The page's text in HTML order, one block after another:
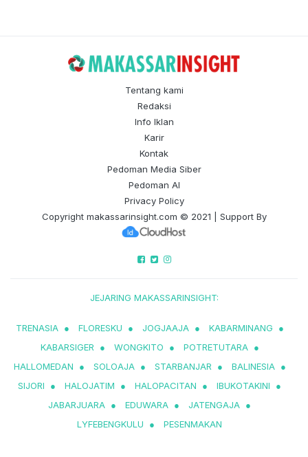
Tentang kami
Redaksi
Info Iklan
Karir
Kontak
Pedoman Media Siber
Pedoman AI
Privacy Policy
Copyright makassarinsight.com © 2021 | Support By
JEJARING MAKASSARINSIGHT:
TRENASIA ● FLORESKU ● JOGJAAJA ● KABARMINANG
●
KABARSIGER
● WONGKITO ● POTRETUTARA ●
HALLOMEDAN
● SOLOAJA ● STARBANJAR ● BALINESIA ●
SIJORI
● HALOJATIM ● HALOPACITAN ● IBUKOTAKINI
●
JABARJUARA ● EDUWARA ● JATENGAJA ●
LYFEBENGKULU
● PESENMAKAN